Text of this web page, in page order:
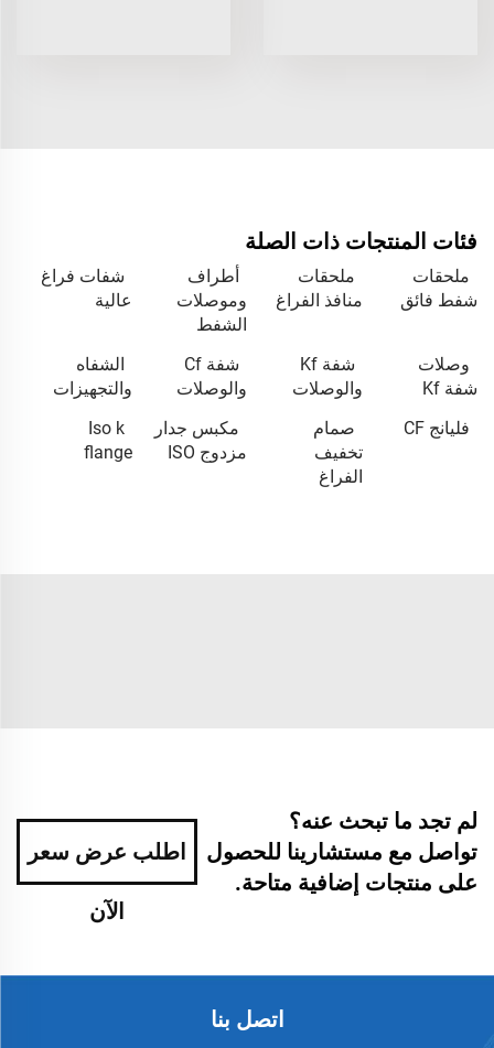
فئات المنتجات ذات الصلة
ملحقات
شفط فائق
ملحقات
منافذ الفراغ
أطراف
وموصلات
الشفط
شفات فراغ
عالية
وصلات
شفة Kf
شفة Kf
والوصلات
شفة Cf
والوصلات
الشفاه
والتجهيزات
فليانج CF
صمام
تخفيف
الفراغ
مكبس جدار
مزدوج ISO
Iso k
flange
لم تجد ما تبحث عنه؟
تواصل مع مستشارينا للحصول
على منتجات إضافية متاحة.
اطلب عرض سعر
الآن
اتصل بنا